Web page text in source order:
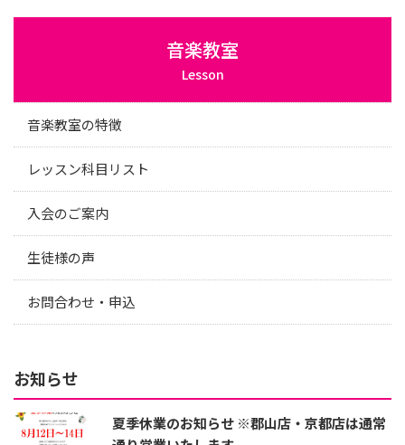
音楽教室
Lesson
音楽教室の特徴
レッスン科目リスト
入会のご案内
生徒様の声
お問合わせ・申込
お知らせ
夏季休業のお知らせ ※郡山店・京都店は通常